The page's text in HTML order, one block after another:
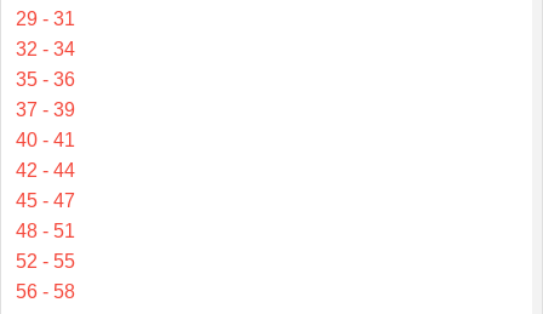
29 - 31
32 - 34
35 - 36
37 - 39
40 - 41
42 - 44
45 - 47
48 - 51
52 - 55
56 - 58